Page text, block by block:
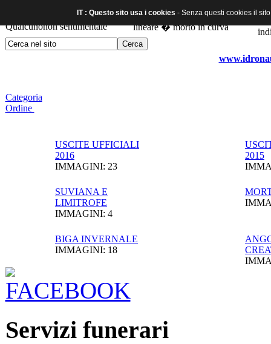
Categoria
Ordine
USCITE UFFICIALI
2016
IMMAGINI: 23
2015
SUVIANA E
LIMITROFE
IMMAGINI: 4
BIGA INVERNALE
IMMAGINI: 18
Servizi funerari
IT : Questo sito usa i cookies - Senza questi cookies il